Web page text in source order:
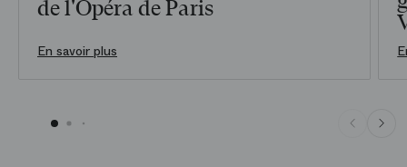
En savoir plus
de l'Opéra de Paris